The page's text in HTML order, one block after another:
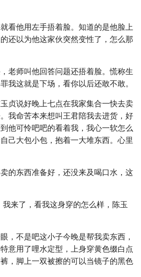
看他用左手捂着脸。知道的是他脸上
还以为他这家伙突然变性了，怎么那
老师叫他回答问题还捂着脸。慌称生
我这就是下场，看你以后还敢不敢。
贞说好晚上七点在我家集合一快去卖
我命苦本来想叫王君陪我去进货，好
他可怜吧吧的看着我，我心一软怎么
己大包小包，抱着一大堆东西。心里
的东西准备好，还没来及喝口水，这
我来了，看我这身穿的怎么样，陈玉
，不是吧这小子今晚是帮我卖东西，
意用了哩水定型，上身穿黄色缀白点
，脚上一双被擦的可以当镜子的黑色